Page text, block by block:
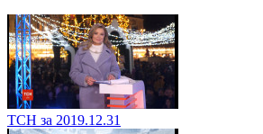
ТСН за 2019.12.31